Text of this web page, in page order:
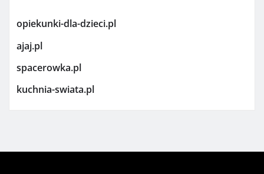
opiekunki-dla-dzieci.pl
ajaj.pl
spacerowka.pl
kuchnia-swiata.pl